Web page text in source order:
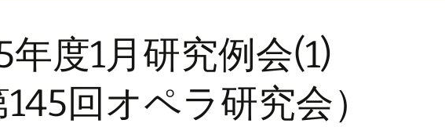
する研究：歌劇場プロ
グラムのデータベース
化に向けて」WG
過去のワーキンググル
ープ
年度1月研究例会(1)
145回オペラ研究会）